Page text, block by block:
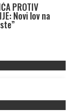
PROTIV
Novi lov na